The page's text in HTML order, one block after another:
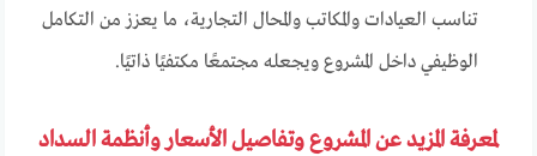
تناسب العيادات والمكاتب والمحال التجارية، ما يعزز من التكامل
الوظيفي داخل المشروع ويجعله مجتمعًا مكتفيًا ذاتيًا.
لمعرفة المزيد عن المشروع وتفاصيل الأسعار وأنظمة السداد